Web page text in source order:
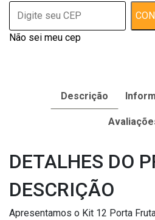
Não sei meu cep
Descrição
DETALHES DO
DESCRIÇÃO
Apresentamos o Kit 12 Porta